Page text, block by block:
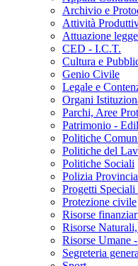
Archivio e
Attività
Attuazione
CED - I.C.T.
Cultura e
Genio Civile
Legale e
Organi
Parchi, Aree
Patrimonio -
Politiche
Politiche del
Politiche Sociali
Polizia
Progetti
Protezione civile
Risorse
Risorse
Risorse Umane
Segreteria